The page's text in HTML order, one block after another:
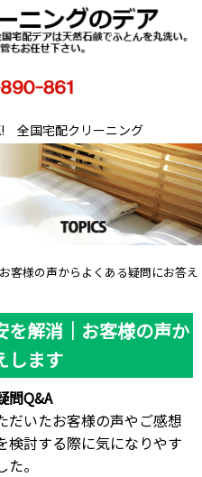
全国宅配クリーニング
客様の声からよくある疑問にお答え
を解消｜お客様の声か
します
問Q&A
だいたお客様の声やご感想
検討する際に気になりやす
。